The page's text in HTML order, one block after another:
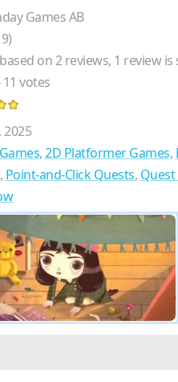
Games AB
on2reviews, 1 review is
11 votes
2025
,2D Platformer Games,
, Point-and-Click Quests, Quest